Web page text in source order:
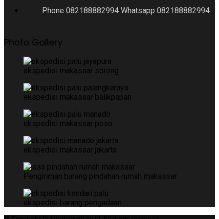
Phone 082188882994 Whatsapp 082188882994
Photo Gallery
ekspedisi makassar sorong
ekspedisi makassar balikpapan
ekspedisi makassar poso
ekspedisi makassar jakarta
Pengiriman barang pindahan rumah makassar
ekspedisi barang pengadaan